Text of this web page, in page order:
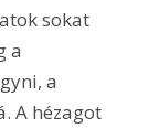
sokat
a
a
A hézagot